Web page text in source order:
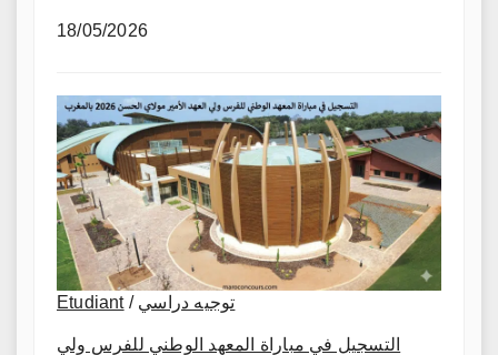
18/05/2026
Etudiant/ توجيه دراسي
التسجيل في مباراة المعهد الوطني للفرس ولي